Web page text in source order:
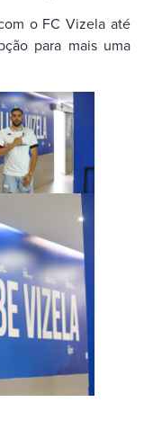
o FC Vizela até
para mais uma